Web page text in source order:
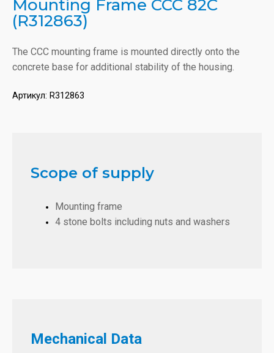
Mounting Frame CCC 82C
(R312863)
The CCC mounting frame is mounted directly onto the
concrete base for additional stability of the housing.
Артикул: R312863
Scope of supply
Mounting frame
4 stone bolts including nuts and washers
Mechanical Data